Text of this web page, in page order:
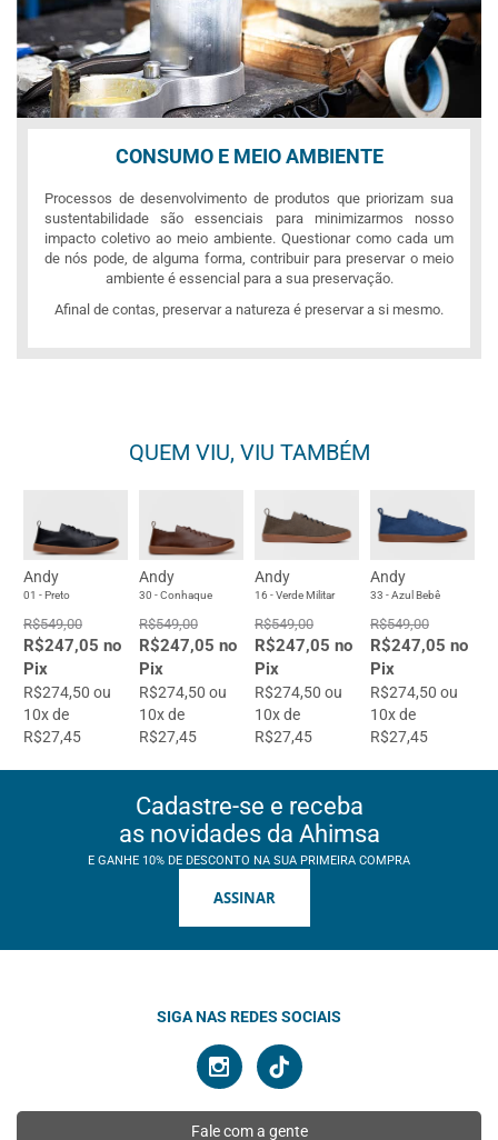
CONSUMO E MEIO AMBIENTE
Processos de desenvolvimento de produtos que priorizam sua
sustentabilidade são essenciais para minimizarmos nosso
impacto coletivo ao meio ambiente. Questionar como cada um
de nós pode, de alguma forma, contribuir para preservar o meio
ambiente é essencial para a sua preservação.
Afinal de contas, preservar a natureza é preservar a si mesmo.
QUEM VIU, VIU TAMBÉM
Andy
01 - Preto
R$549,00
R$247,05 no
Pix
R$274,50 ou
10x de
R$27,45
Andy
30 - Conhaque
R$549,00
R$247,05 no
Pix
R$274,50 ou
10x de
R$27,45
Andy
16 - Verde Militar
R$549,00
R$247,05 no
Pix
R$274,50 ou
10x de
R$27,45
Andy
33 - Azul Bebê
R$549,00
R$247,05 no
Pix
R$274,50 ou
10x de
R$27,45
Cadastre-se e receba
as novidades da Ahimsa
E GANHE 10% DE DESCONTO NA SUA PRIMEIRA COMPRA
ASSINAR
SIGA NAS REDES SOCIAIS
Fale com a gente